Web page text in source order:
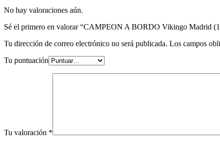
No hay valoraciones aún.
Sé el primero en valorar “CAMPEON A BORDO Vikingo Madrid
Tu dirección de correo electrónico no será publicada. Los campos
Tu puntuación
Tu valoración *